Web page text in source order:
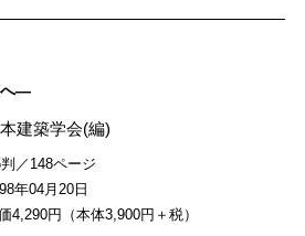
へ―
建築学会(編)
／148ページ
年04月20日
4,290円（本体3,900円＋税）